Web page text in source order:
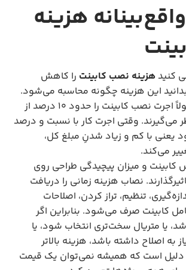
هزینه
کنیدهزینه نصب کابینت را کاهش
این هزینه چگونه محاسبه می‌شود.
در بازار ایران معمولاً اجرت نصب کابینت را حدود ۱۰ درصد از
می‌گیرند. وقتی اجرت کار با نسبت و درصد
یعنی با کم و زیاد شدنِ مبلغ کل،
می‌کند.
کابینت و میزان پیچیدگی طراحی روی
نصاب هزینه زمانی را دریافت
تنظیم، تراز کردن، اصلاحات
کابینت صرف می‌شود. بنابراین اگر
یا متریال سخت‌تری انتخاب شود، یا
به اصلاح داشته باشد، هزینه بالاتر
است که همیشه نمی‌توان یک قیمت